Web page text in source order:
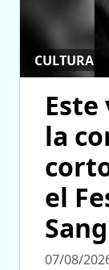
CULTURA
la
el
07/08/